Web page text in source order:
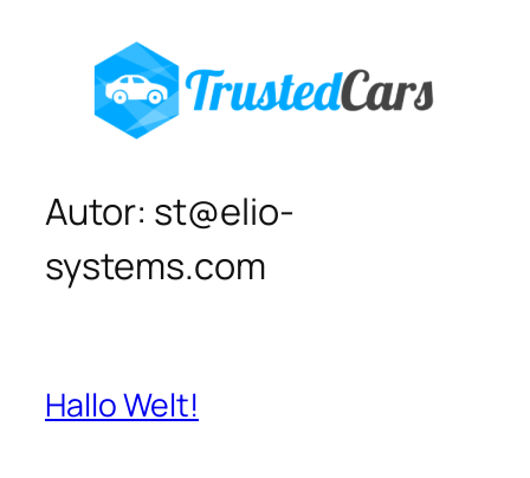
Autor: st@elio-
systems.com
Hallo Welt!